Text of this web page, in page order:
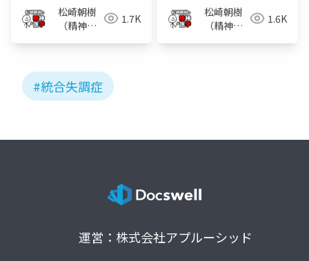
松崎朝樹
（精神科
1.7K
松崎朝樹
（精神科
1.6K
#統合失調症
運営：株式会社アプルーシッド